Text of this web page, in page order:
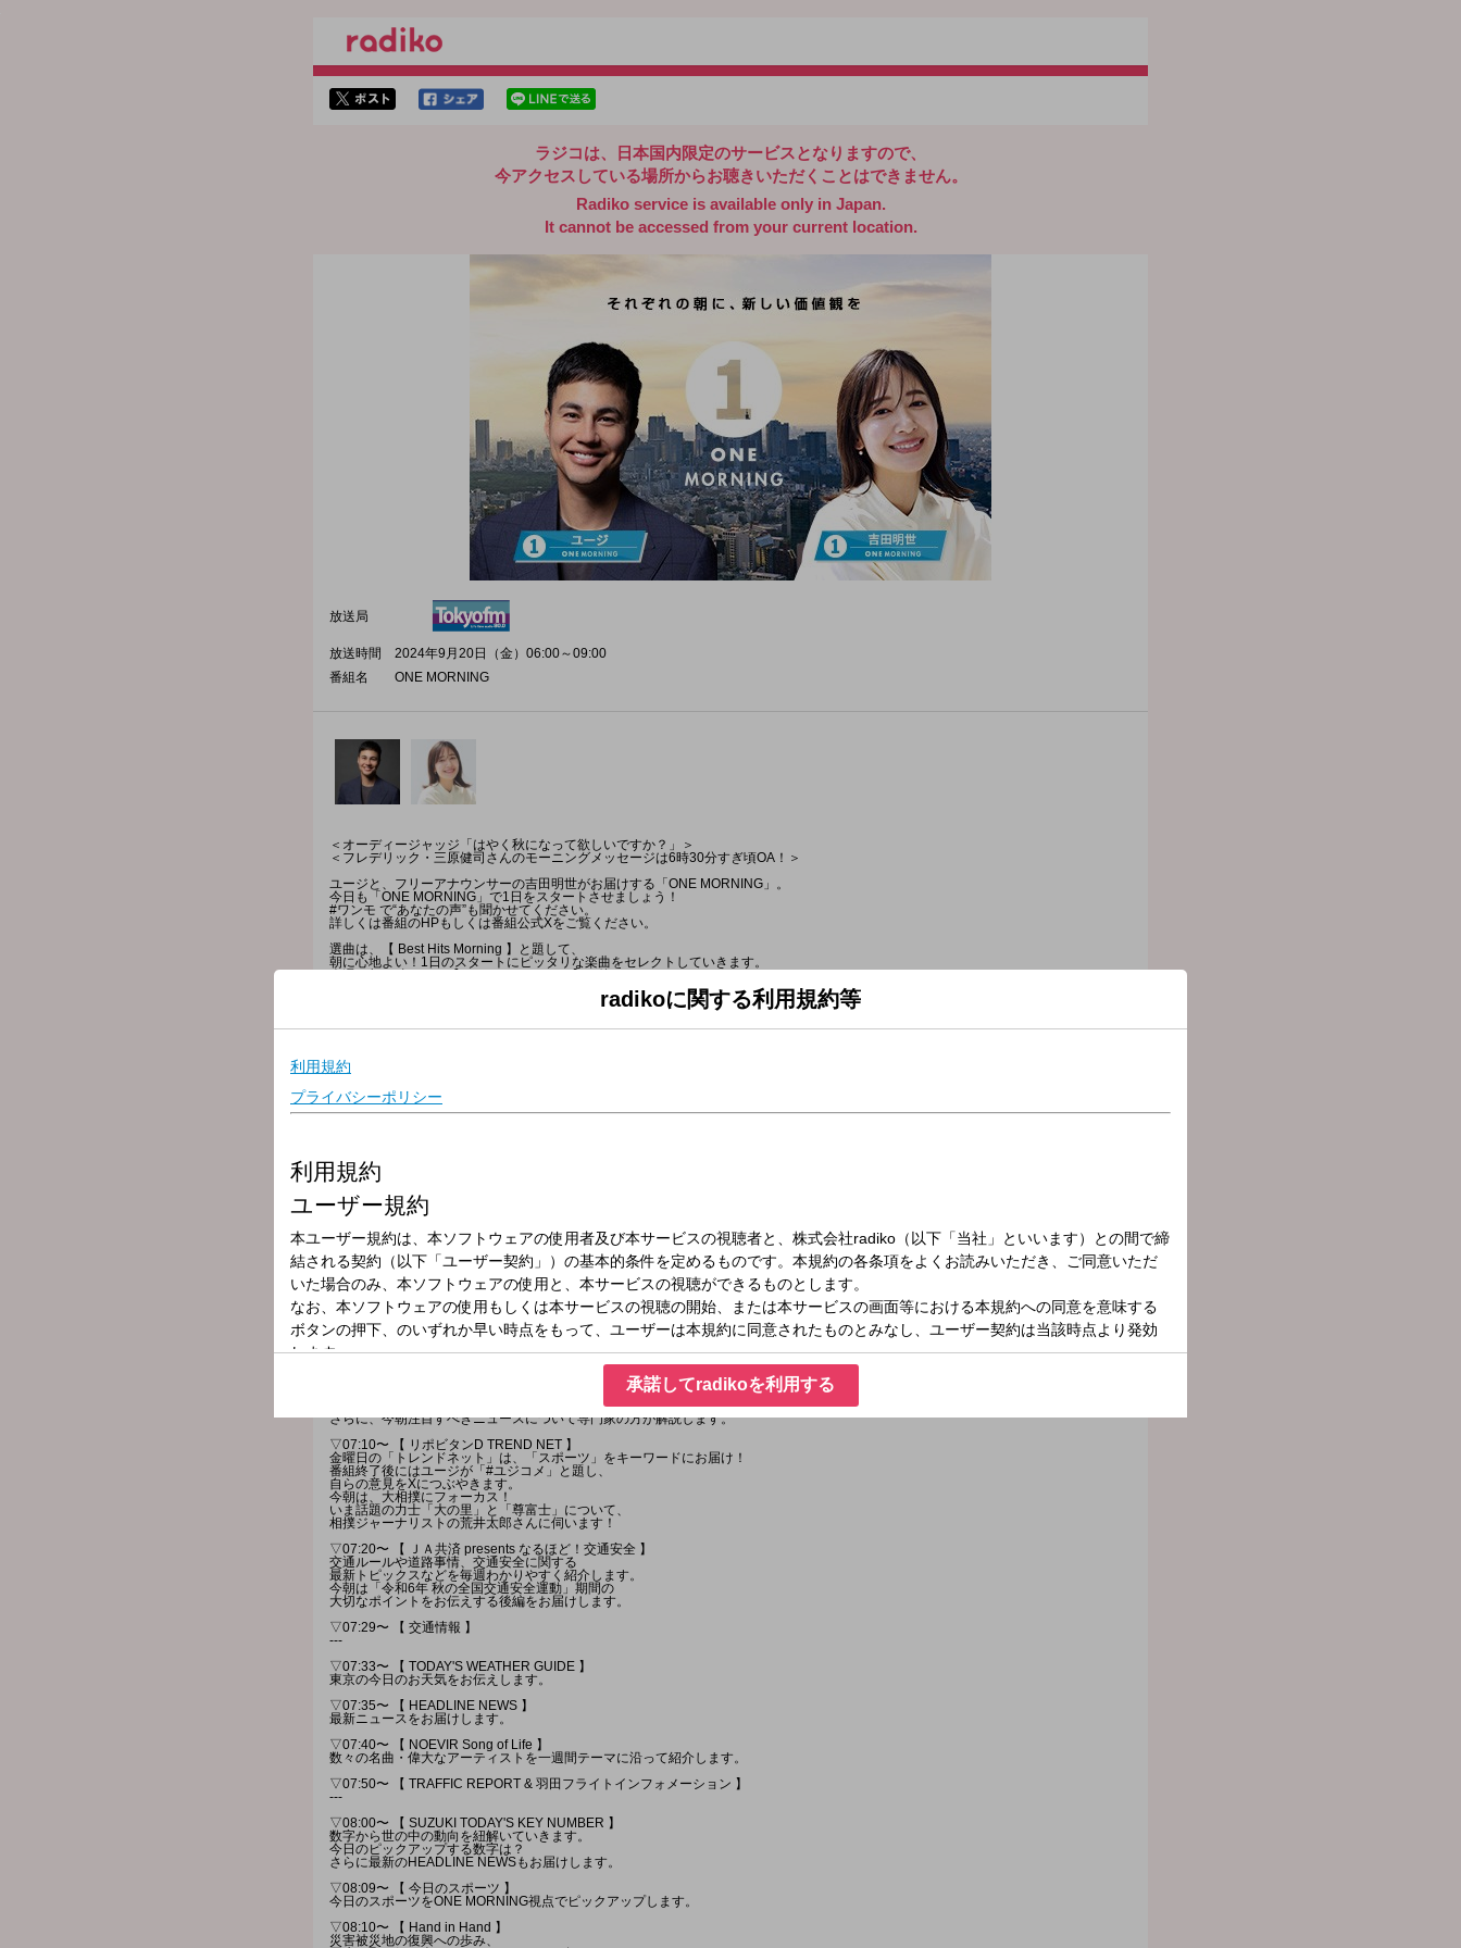
ラジコは、日本国内限定のサービスとなりますので、
今アクセスしている場所からお聴きいただくことはできません。
Radiko service is available only in Japan.
It cannot be accessed from your current location.
放送局
放送時間
2024年9月20日（金）06:00～09:00
番組名
ONE MORNING
＜オーディージャッジ「はやく秋になって欲しいですか？」＞
＜フレデリック・三原健司さんのモーニングメッセージは6時30分すぎ頃OA！＞
ユージと、フリーアナウンサーの吉田明世がお届けする「ONE MORNING」。
今日も「ONE MORNING」で1日をスタートさせましょう！
#ワンモ で“あなたの声”も聞かせてください。
詳しくは番組のHPもしくは番組公式Xをご覧ください。
選曲は、【 Best Hits Morning 】と題して、
朝に心地よい！1日のスタートにピッタリな楽曲をセレクトしていきます。
［＊時間多少前後する場合があります。また内容も一部変更となる場合があります＊］
★無料アプリAuDeeで「#ユジコメ」を毎週配信中！
▽06:00〜 【 HEADLINE NEWS & WEATHER 】
全国のお天気をお伝えします。
▽06:15〜 【 ワンコメ & AuDee Judge 】
番組がピックアップしたニュースやトピックスについての
アナタの意見＝ワンコメをお聞かせください。
詳しくは番組公式Xをご覧ください。
さらに「AuDee Judge」は、AuDeeにある
7時台、8時台でも随所で紹介していきます。
▽06:25〜 【 WEATHER 】
全国の最新のお天気をお伝えします。
▽06:30〜 【 HEADLINE NEWS & WEATHER 】
HEADLINE NEWSと天気予報をお届けします。
▽06:55〜 【 MY OLYMPIC 】
トップアスリートたちが出演！ 日本各地で開催される競技会などを通して、かつての名選手から将来有望なオリンピック代表選手のタ
さらに、今朝注目すべきニュースについて専門家の方が解説します。
▽07:10〜 【 リポビタンD TREND NET 】
金曜日の「トレンドネット」は、「スポーツ」をキーワードにお届け！
番組終了後にはユージが「#ユジコメ」と題し、
自らの意見をXにつぶやきます。
今朝は、大相撲にフォーカス！
いま話題の力士「大の里」と「尊富士」について、
相撲ジャーナリストの荒井太郎さんに伺います！
▽07:20〜 【 ＪＡ共済 presents なるほど！交通安全 】
交通ルールや道路事情、交通安全に関する
最新トピックスなどを毎週わかりやすく紹介します。
今朝は「令和6年 秋の全国交通安全運動」期間の
大切なポイントをお伝えする後編をお届けします。
▽07:29〜 【 交通情報 】
---
▽07:33〜 【 TODAY'S WEATHER GUIDE 】
東京の今日のお天気をお伝えします。
▽07:35〜 【 HEADLINE NEWS 】
最新ニュースをお届けします。
▽07:40〜 【 NOEVIR Song of Life 】
数々の名曲・偉大なアーティストを一週間テーマに沿って紹介します。
▽07:50〜 【 TRAFFIC REPORT & 羽田フライトインフォメーション 】
---
▽08:00〜 【 SUZUKI TODAY'S KEY NUMBER 】
数字から世の中の動向を紐解いていきます。
今日のピックアップする数字は？
さらに最新のHEADLINE NEWSもお届けします。
▽08:09〜 【 今日のスポーツ 】
今日のスポーツをONE MORNING視点でピックアップします。
▽08:10〜 【 Hand in Hand 】
災害被災地の復興への歩み、
radikoに関する利用規約等
承諾してradikoを利用する